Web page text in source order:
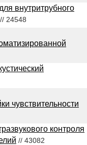
внутритрубного
// 24548
чувствительности
контроля
// 43082